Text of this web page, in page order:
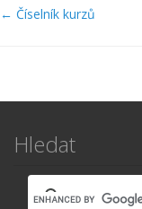
Navigace
← Číselník kurzů
Hledat